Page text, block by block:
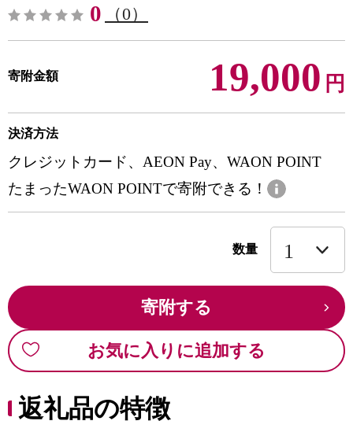
0 （0）
寄附金額 19,000 円
決済方法
クレジットカード、AEON Pay、WAON POINT
たまったWAON POINTで寄附できる！
数量
寄附する
お気に入りに追加する
返礼品の特徴